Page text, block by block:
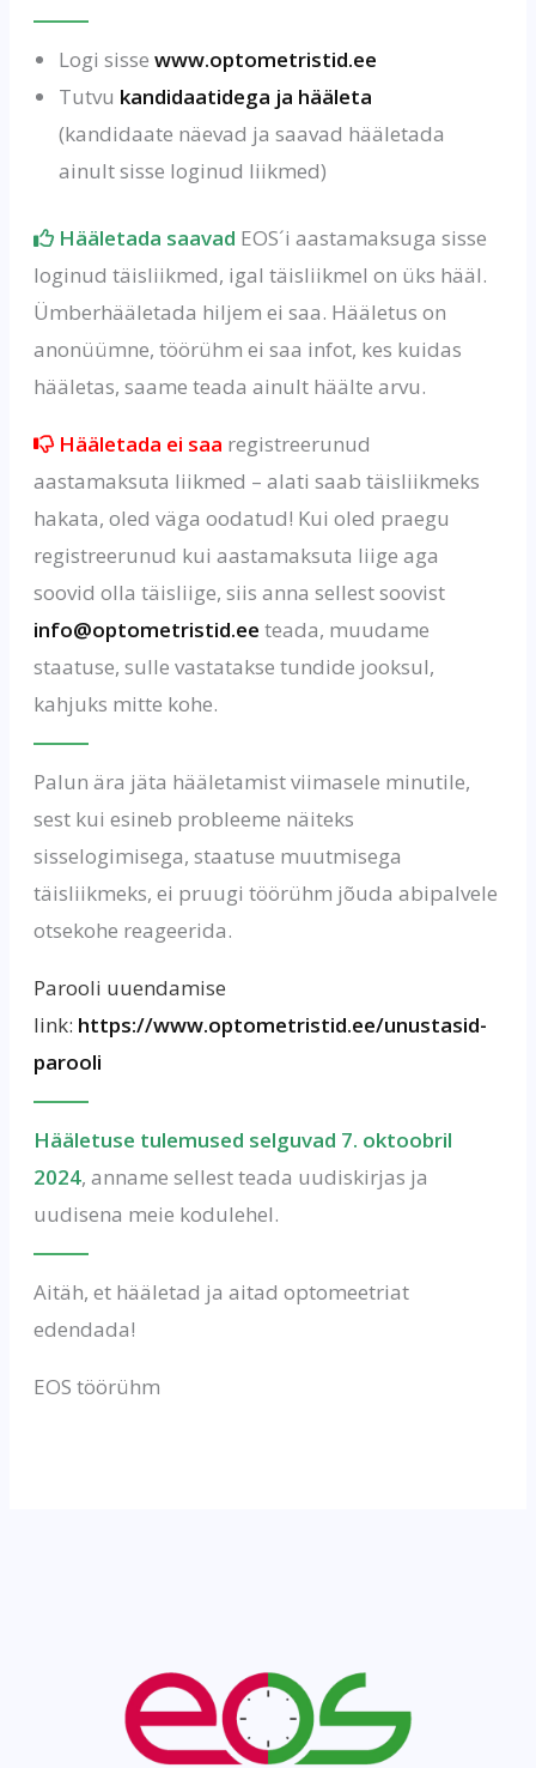
Logi sisse www.optometristid.ee
Tutvu kandidaatidega ja hääleta
(kandidaate näevad ja saavad hääletada
ainult sisse loginud liikmed)
Hääletada saavad EOS´i aastamaksuga sisse
loginud täisliikmed, igal täisliikmel on üks hääl.
Ümberhääletada hiljem ei saa. Hääletus on
anonüümne, töörühm ei saa infot, kes kuidas
hääletas, saame teada ainult häälte arvu.
Hääletada ei saa registreerunud
aastamaksuta liikmed – alati saab täisliikmeks
hakata, oled väga oodatud! Kui oled praegu
registreerunud kui aastamaksuta liige aga
soovid olla täisliige, siis anna sellest soovist
info@optometristid.ee teada, muudame
staatuse, sulle vastatakse tundide jooksul,
kahjuks mitte kohe.
Palun ära jäta hääletamist viimasele minutile,
sest kui esineb probleeme näiteks
sisselogimisega, staatuse muutmisega
täisliikmeks, ei pruugi töörühm jõuda abipalvele
otsekohe reageerida.
Parooli uuendamise
link: https://www.optometristid.ee/unustasid-
parooli
Hääletuse tulemused selguvad 7. oktoobril
2024, anname sellest teada uudiskirjas ja
uudisena meie kodulehel.
Aitäh, et hääletad ja aitad optomeetriat
edendada!
EOS töörühm